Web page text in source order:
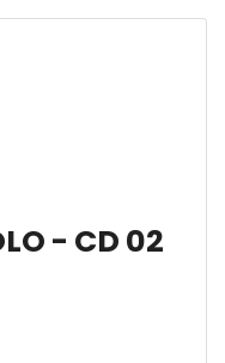
- CD 02